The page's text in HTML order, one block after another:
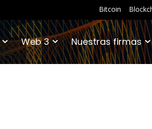
Bitcoin
Web 3 Nuestras firmas